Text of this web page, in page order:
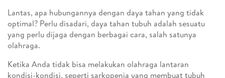
Lantas, apa hubungannya dengan daya tahan yang tidak
optimal? Perlu disadari, daya tahan tubuh adalah sesuatu
yang perlu dijaga dengan berbagai cara, salah satunya
olahraga.
Ketika Anda tidak bisa melakukan olahraga lantaran
kondisi-kondisi, seperti sarkopenia yang membuat tubuh